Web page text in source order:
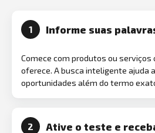
1 Informe suas
Comece com produtos ou serviços
oferece. A busca inteligente ajuda
oportunidades além do termo
2 Ative o teste e